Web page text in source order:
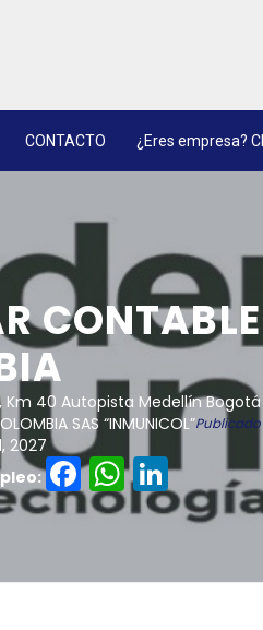
CONTACTO ¿Eres empresa?
Km 40 Autopista Medellín Bogotá
SAS “INMUNICOL”Publicado
2027
Facebook